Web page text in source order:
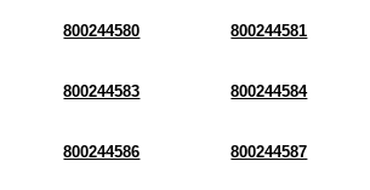
800244580 800244581
800244583 800244584
800244586 800244587